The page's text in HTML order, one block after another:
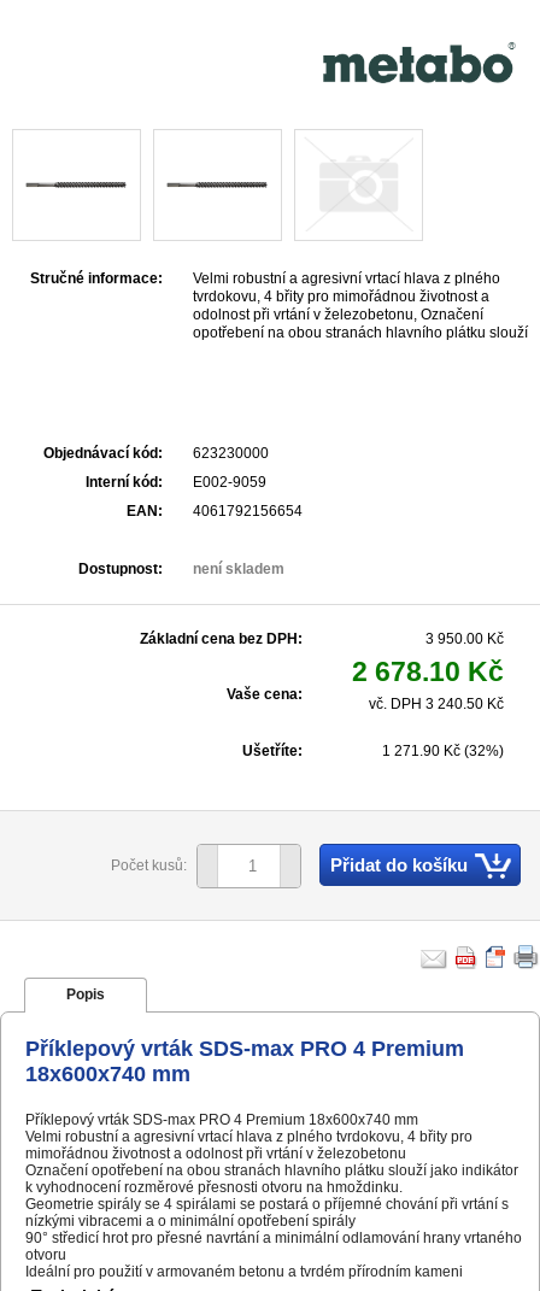
Stručné informace:
Velmi robustní a agresivní vrtací hlava z plného
tvrdokovu, 4 břity pro mimořádnou životnost a
odolnost při vrtání v železobetonu, Označení
opotřebení na obou stranách hlavního plátku slouží
použití v armovaném betonu a tvrdém přírodním
kameni
Objednávací kód:
623230000
Interní kód:
E002-9059
EAN:
4061792156654
Dostupnost: není skladem
Základní cena bez DPH: 3 950.00 Kč
Vaše cena:
2 678.10 Kč
vč. DPH 3 240.50 Kč
Ušetříte: 1 271.90 Kč (32%)
Počet kusů: Přidat do košíku
Popis
Příklepový vrták SDS-max PRO 4 Premium
18x600x740 mm
Příklepový vrták SDS-max PRO 4 Premium 18x600x740 mm
Velmi robustní a agresivní vrtací hlava z plného tvrdokovu, 4 břity pro
mimořádnou životnost a odolnost při vrtání v železobetonu
Označení opotřebení na obou stranách hlavního plátku slouží jako indikátor
k vyhodnocení rozměrové přesnosti otvoru na hmoždinku.
Geometrie spirály se 4 spirálami se postará o příjemné chování při vrtání s
nízkými vibracemi a o minimální opotřebení spirály
90° středicí hrot pro přesné navrtání a minimální odlamování hrany vrtaného
otvoru
Ideální pro použití v armovaném betonu a tvrdém přírodním kameni